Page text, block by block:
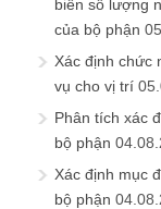
biên số lượng
của bộ phận
Xác định chức
vụ cho vị trí
Phân tích xác
bộ phận
Xác định mục
bộ phận